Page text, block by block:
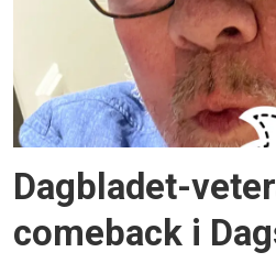
Dagbladet-
comeback i